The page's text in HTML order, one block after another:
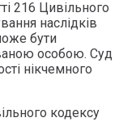
216 Цивільного
наслідків
бути
особою. Суд
нікчемного
кодексу